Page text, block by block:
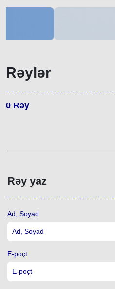
Rəylər
0 Rəy
Rəy yaz
Ad, Soyad
E-poçt